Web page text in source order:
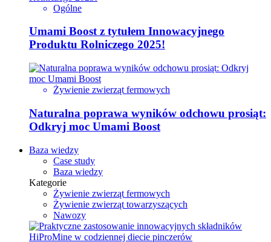
Ogólne
Umami Boost z tytułem Innowacyjnego
Produktu Rolniczego 2025!
Żywienie zwierząt fermowych
Naturalna poprawa wyników odchowu prosiąt:
Odkryj moc Umami Boost
Baza wiedzy
Case study
Baza wiedzy
Kategorie
Żywienie zwierząt fermowych
Żywienie zwierząt towarzyszących
Nawozy